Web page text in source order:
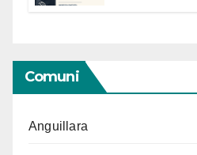
Comuni
Anguillara